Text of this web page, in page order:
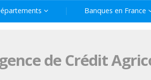
Banques en France
de Crédit